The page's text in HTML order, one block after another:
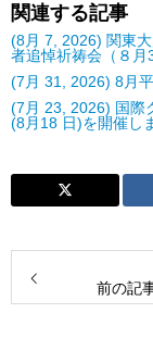
関連する記事
(8月 7, 2026) 関東
者追悼祈祷会（８
(7月 31, 2026) 8月
(7月 23, 2026) 国際
(8月18 日)を開催し
前の記